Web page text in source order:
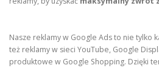
Nasze reklamy w Google Ads to nie tylko
też reklamy w sieci YouTube, Google
produktowe w Google Shopping. Dzięki